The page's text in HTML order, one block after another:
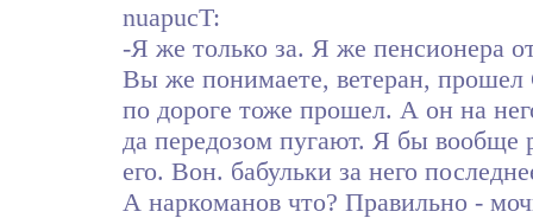
nuapucT:
-Я же только за. Я же пенсионера
Вы же понимаете, ветеран, прошел
по дороге тоже прошел. А он на
да передозом пугают. Я бы вообще
его. Вон. бабульки за него
А наркоманов что? Правильно -